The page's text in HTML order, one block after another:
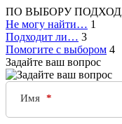
ПО ВЫБОРУ
Не могу найти… 1
Подходит ли… 3
Помогите с выбором 4
Задайте ваш вопрос
Имя